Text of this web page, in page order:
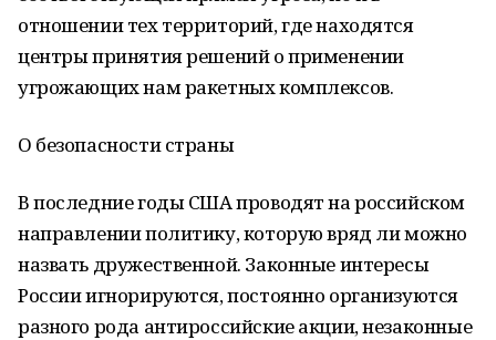
отношении тех территорий, где находятся
центры принятия решений о применении
угрожающих нам ракетных комплексов.
О безопасности страны
В последние годы США проводят на российском
направлении политику, которую вряд ли можно
назвать дружественной. Законные интересы
России игнорируются, постоянно организуются
разного рода антироссийские акции, незаконные